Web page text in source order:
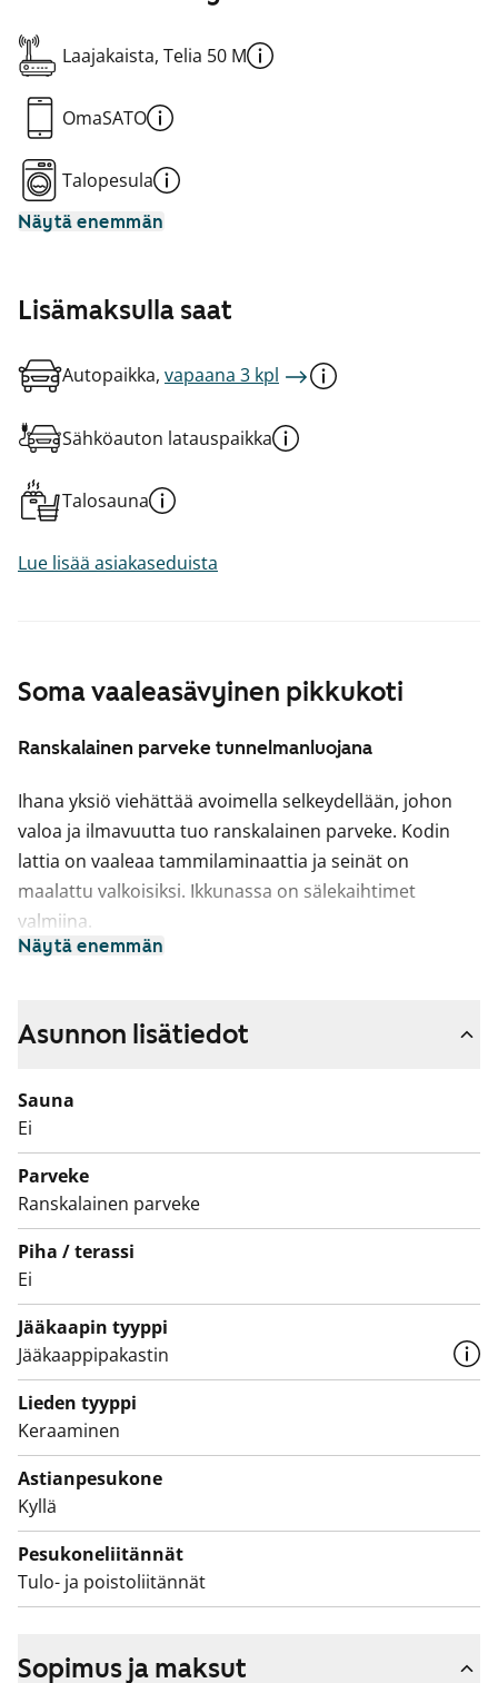
Soma vaaleasävyinen pikkukoti
Ranskalainen parveke tunnelmanluojana
Ihana yksiö viehättää avoimella selkeydellään, johon
valoa ja ilmavuutta tuo ranskalainen parveke. Kodin
lattia on vaaleaa tammilaminaattia ja seinät on
maalattu valkoisiksi. Ikkunassa on sälekaihtimet
valmiina.
omaan sisustukseesi sopi­vaan kohtaan. Ylä- ja
laminaattia. Varustukseen kuuluu astianpesukone,
keraaminen liesi ja jääkaappipakastin.
Kylpyhuoneessa on valkoiset SATOn Kide-malliston
kalusteet. Seinät ovat isoa valkoista laattaa ja lattia on
harmaa. Pesukoneelle ja kuivausrummulle on paikka ja
seinällä on valmiina kokoontaittuva pyykkiteline.
Eteisen kaapistossa on peililiukuovet.
Eikö kuulostakin juuri sinun elämäsi kodilta?
Näytä enemmän
Laajakaista, Telia 50 M
OmaSATO
Talopesula
Näytä enemmän
Lisämaksulla saat
Autopaikka, vapaana 3 kpl
Sähköauton latauspaikka
Talosauna
Lue lisää asiakaseduista
Asunnon lisätiedot
Sauna
Ei
Parveke
Ranskalainen parveke
Piha / terassi
Ei
Jääkaapin tyyppi
Jääkaappipakastin
Lieden tyyppi
Keraaminen
Astianpesukone
Kyllä
Pesukoneliitännät
Tulo- ja poistoliitännät
Sopimus ja maksut